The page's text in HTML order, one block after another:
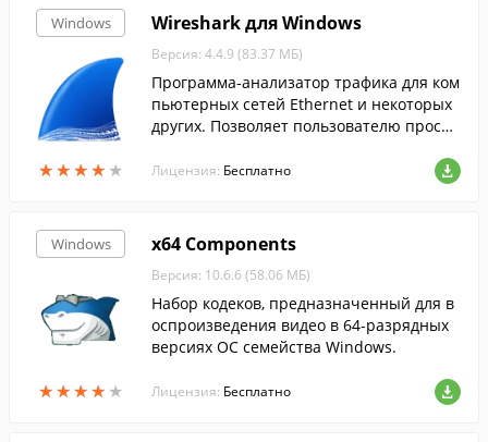
Windows
★★★★ ★
★★★★ ★
Wireshark для Windows
Версия: 4.4.9 (83.37 МБ)
Программа-анализатор трафика для ком
пьютерных сетей Ethernet и некоторых
других. Позволяет пользователю просма
ик в режиме реального времени
Лицензия: Бесплатно
Windows
★★★★ ★
★★★★ ★
x64 Components
Версия: 10.6.6 (58.06 МБ)
Набор кодеков, предназначенный для в
оспроизведения видео в 64-разрядных
версиях ОС семейства Windows.
Лицензия: Бесплатно